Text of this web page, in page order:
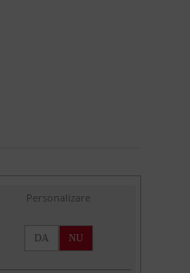
Personalizare
DA NU